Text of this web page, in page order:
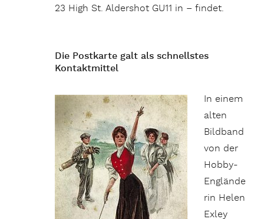
23 High St. Aldershot GU11 in – findet.
Die Postkarte galt als schnellstes
Kontaktmittel
In einem
alten
Bildband
von der
Hobby-
Englände
rin Helen
Exley